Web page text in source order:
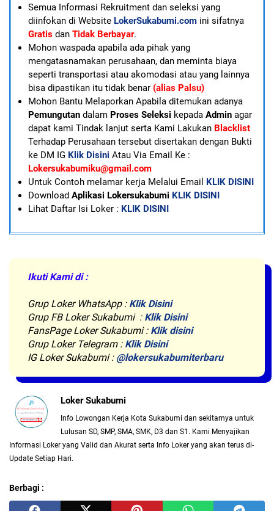
Semua Informasi Rekruitment dan seleksi yang
diinfokan di Website LokerSukabumi.comini sifatnya
Gratisdan Tidak Berbayar.
Mohon waspada apabila ada pihak yang
mengatasnamakan perusahaan, dan meminta biaya
seperti transportasi atau akomodasi atau yang lainnya
bisa dipastikan itu tidak benar (alias Palsu)
Mohon Bantu Melaporkan Apabila ditemukan adanya
Pemungutandalam Proses Seleksi kepada Adminagar
dapat kami Tindak lanjut serta Kami LakukanBlacklist
Terhadap Perusahaan tersebut disertakan dengan Bukti
ke DM IG Klik Disini Atau Via Email Ke :
Lokersukabumiku@gmail.com
Untuk Contoh melamar kerja Melalui Email KLIK DISINI
Download Aplikasi Lokersukabumi KLIK DISINI
Lihat Daftar Isi Loker : KLIK DISINI
Ikuti Kami di :
Grup Loker WhatsApp : Klik Disini
Grup FB Loker Sukabumi : Klik Disini
FansPage Loker Sukabumi : Klik disini
Grup Loker Telegram : Klik Disini
IG Loker Sukabumi : @lokersukabumiterbaru
Loker Sukabumi
Info Lowongan Kerja Kota Sukabumi dan sekitarnya untuk
Lulusan SD, SMP, SMA, SMK, D3 dan S1. Kami Menyajikan
Informasi Loker yang Valid dan Akurat serta Info Loker yang akan terus di-
Update Setiap Hari.
Berbagi :